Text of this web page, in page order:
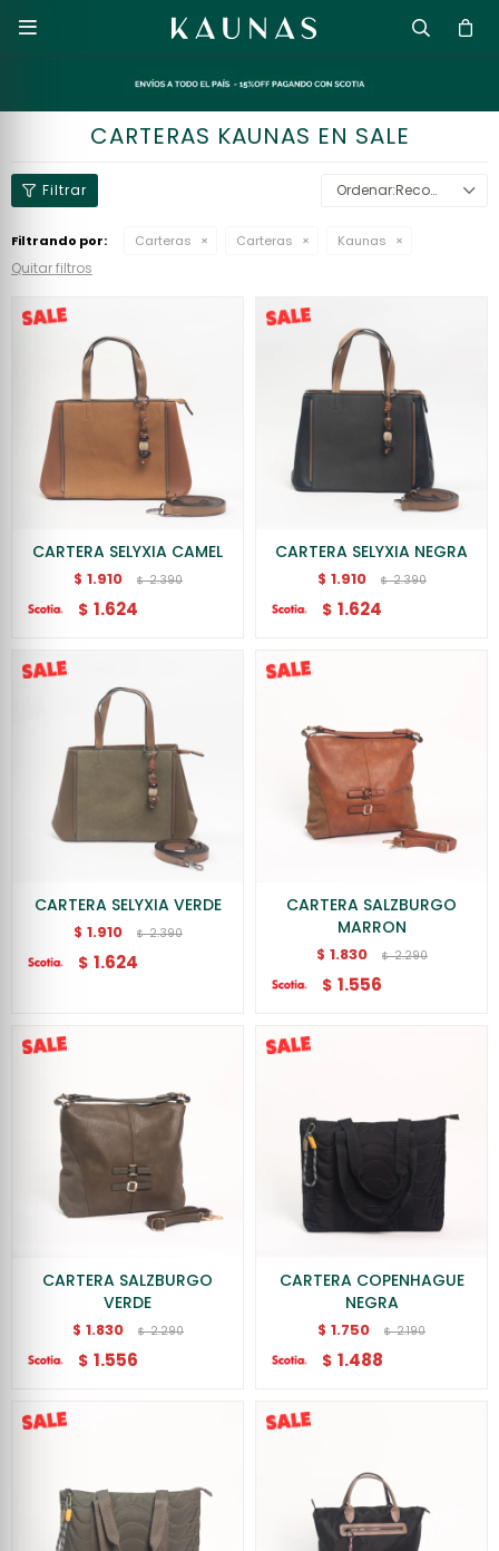

CARTERAS KAUNAS EN SALE
Recomendados
Filtrando por: Carteras Carteras Kaunas
Quitar filtros
CARTERA SELYXIA CAMEL
$ 1.910 $ 2.390
$ 1.624
CARTERA SELYXIA NEGRA
$ 1.910 $ 2.390
$ 1.624
CARTERA SELYXIA VERDE
$ 1.910 $ 2.390
$ 1.624
CARTERA SALZBURGO
MARRON
$ 1.830 $ 2.290
$ 1.556
CARTERA SALZBURGO
VERDE
$ 1.830 $ 2.290
$ 1.556
CARTERA COPENHAGUE
NEGRA
$ 1.750 $ 2.190
$ 1.488